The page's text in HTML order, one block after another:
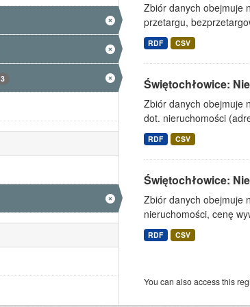
3
Zbiór danych obejmuje
przetargu,
RDF CSV
Świętochłowice:
Zbiór danych obejmuje
dot. nieruchomości
RDF CSV
Świętochłowice:
Zbiór danych obejmuje
nieruchomości, cenę
RDF CSV
You can also access this